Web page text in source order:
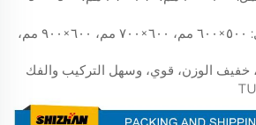
جسر مربع عالي التحمل: ٥٠٠×٦٠٠ مم، ٦٠٠×٧٠٠ مم، ٦٠٠×٩٠٠ مم،
خفيف الوزن، قوي، وسهل التركيب والفك